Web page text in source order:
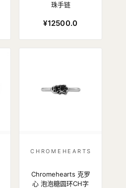
珠手链
¥12500.0
CHROMEHEARTS
Chromehearts 克罗
心 泡泡糖圆环CH字